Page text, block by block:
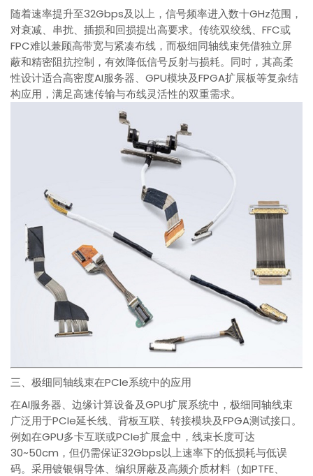
随着速率提升至32Gbps及以上，信号频率进入数十GHz范围，
对衰减、串扰、插损和回损提出高要求。传统双绞线、FFC或
FPC难以兼顾高带宽与紧凑布线，而极细同轴线束凭借独立屏
蔽和精密阻抗控制，有效降低信号反射与损耗。同时，其高柔
性设计适合高密度AI服务器、GPU模块及FPGA扩展板等复杂结
构应用，满足高速传输与布线灵活性的双重需求。
三、极细同轴线束在PCIe系统中的应用
在AI服务器、边缘计算设备及GPU扩展系统中，极细同轴线束
广泛用于PCIe延长线、背板互联、转接模块及FPGA测试接口。
例如在GPU多卡互联或PCIe扩展盒中，线束长度可达
30~50cm，但仍需保证32Gbps以上速率下的低损耗与低误
码。采用镀银铜导体、编织屏蔽及高频介质材料（如PTFE、